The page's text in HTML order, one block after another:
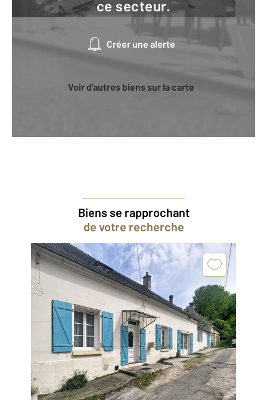
ce secteur.
Créer une alerte
Voir d'autres biens sur la carte
Biens se rapprochant
de votre recherche